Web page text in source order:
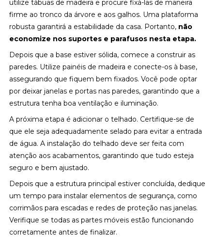
utilize tábuas de madeira e procure fixá-las de maneira
firme ao tronco da árvore e aos galhos. Uma plataforma
robusta garantirá a estabilidade da casa. Portanto, não
economize nos suportes e parafusos nesta etapa.
Depois que a base estiver sólida, comece a construir as
paredes. Utilize painéis de madeira e conecte-os à base,
assegurando que fiquem bem fixados. Você pode optar
por deixar janelas e portas nas paredes, garantindo que a
estrutura tenha boa ventilação e iluminação.
A próxima etapa é adicionar o telhado. Certifique-se de
que ele seja adequadamente selado para evitar a entrada
de água. A instalação do telhado deve ser feita com
atenção aos acabamentos, garantindo que tudo esteja
seguro e bem ajustado.
Depois que a estrutura principal estiver concluída, dedique
um tempo para instalar elementos de segurança, como
corrimãos para escadas e redes de proteção nas janelas.
Verifique se todas as partes móveis estão funcionando
corretamente antes de finalizar.